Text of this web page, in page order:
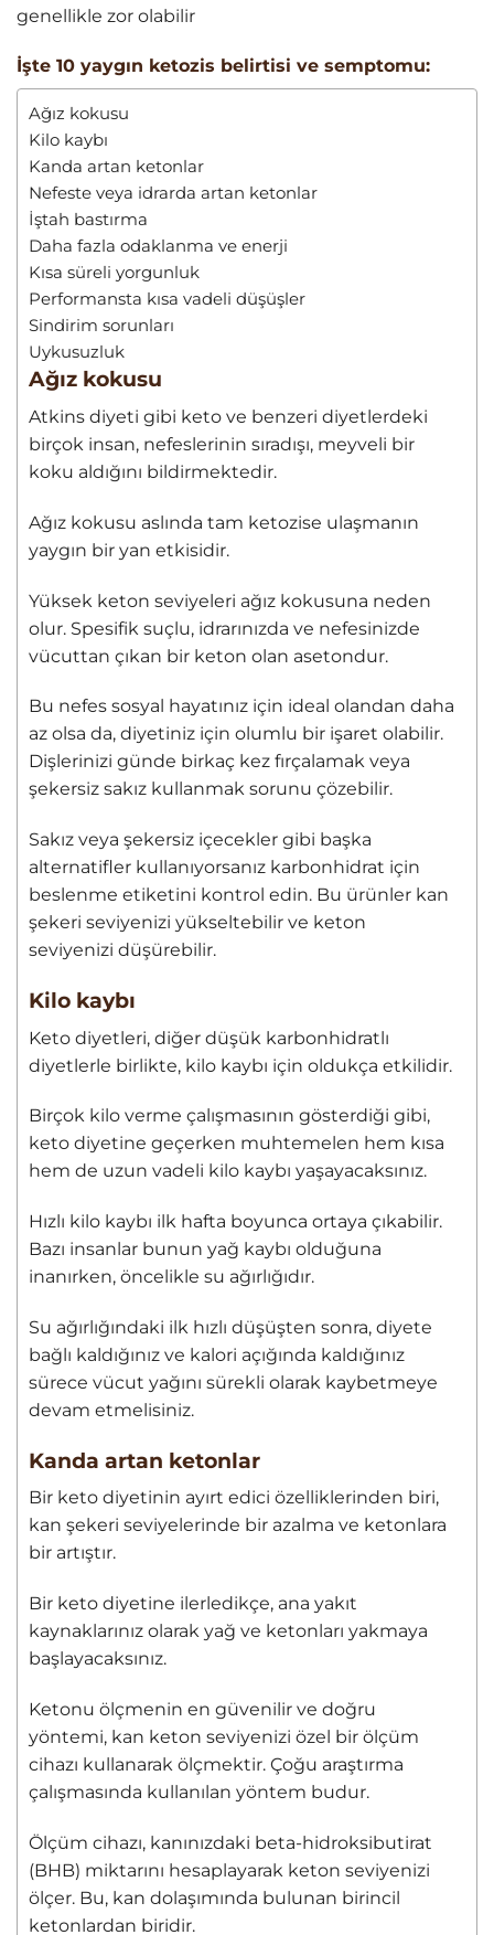
genellikle zor olabilir
İşte 10 yaygın ketozis belirtisi ve semptomu:
Ağız kokusu
Kilo kaybı
Kanda artan ketonlar
Nefeste veya idrarda artan ketonlar
İştah bastırma
Daha fazla odaklanma ve enerji
Kısa süreli yorgunluk
Performansta kısa vadeli düşüşler
Sindirim sorunları
Uykusuzluk
Ağız kokusu
Atkins diyeti gibi keto ve benzeri diyetlerdeki
birçok insan, nefeslerinin sıradışı, meyveli bir
koku aldığını bildirmektedir.
Ağız kokusu aslında tam ketozise ulaşmanın
yaygın bir yan etkisidir.
Yüksek keton seviyeleri ağız kokusuna neden
olur. Spesifik suçlu, idrarınızda ve nefesinizde
vücuttan çıkan bir keton olan asetondur.
Bu nefes sosyal hayatınız için ideal olandan daha
az olsa da, diyetiniz için olumlu bir işaret olabilir.
Dişlerinizi günde birkaç kez fırçalamak veya
şekersiz sakız kullanmak sorunu çözebilir.
Sakız veya şekersiz içecekler gibi başka
alternatifler kullanıyorsanız karbonhidrat için
beslenme etiketini kontrol edin. Bu ürünler kan
şekeri seviyenizi yükseltebilir ve keton
seviyenizi düşürebilir.
Kilo kaybı
Keto diyetleri, diğer düşük karbonhidratlı
diyetlerle birlikte, kilo kaybı için oldukça etkilidir.
Birçok kilo verme çalışmasının gösterdiği gibi,
keto diyetine geçerken muhtemelen hem kısa
hem de uzun vadeli kilo kaybı yaşayacaksınız.
Hızlı kilo kaybı ilk hafta boyunca ortaya çıkabilir.
Bazı insanlar bunun yağ kaybı olduğuna
inanırken, öncelikle su ağırlığıdır.
Su ağırlığındaki ilk hızlı düşüşten sonra, diyete
bağlı kaldığınız ve kalori açığında kaldığınız
sürece vücut yağını sürekli olarak kaybetmeye
devam etmelisiniz.
Kanda artan ketonlar
Bir keto diyetinin ayırt edici özelliklerinden biri,
kan şekeri seviyelerinde bir azalma ve ketonlara
bir artıştır.
Bir keto diyetine ilerledikçe, ana yakıt
kaynaklarınız olarak yağ ve ketonları yakmaya
başlayacaksınız.
Ketonu ölçmenin en güvenilir ve doğru
yöntemi, kan keton seviyenizi özel bir ölçüm
cihazı kullanarak ölçmektir. Çoğu araştırma
çalışmasında kullanılan yöntem budur.
Ölçüm cihazı, kanınızdaki beta-hidroksibutirat
(BHB) miktarını hesaplayarak keton seviyenizi
ölçer. Bu, kan dolaşımında bulunan birincil
ketonlardan biridir.